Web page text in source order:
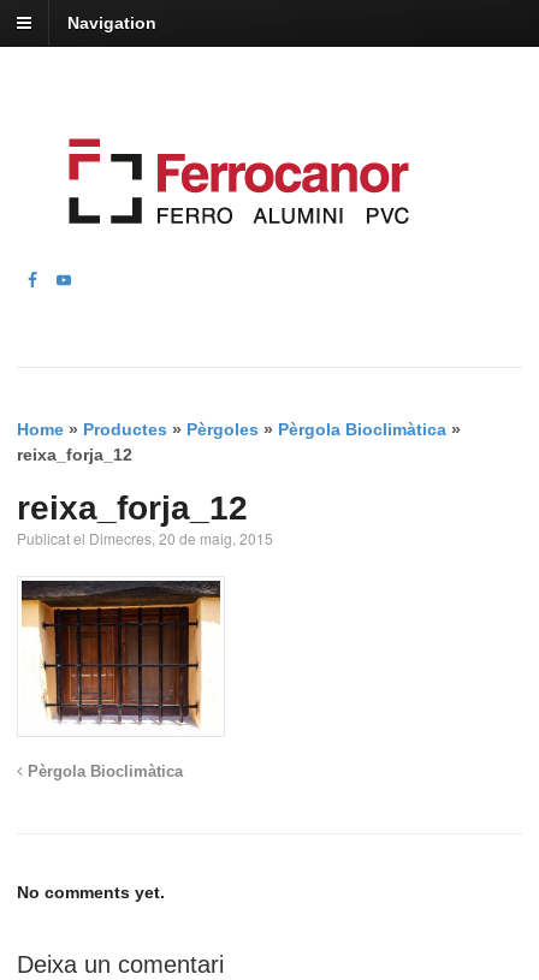
Navigation
Home » Productes » Pèrgoles » Pèrgola Bioclimàtica »
reixa_forja_12
reixa_forja_12
Publicat el Dimecres, 20 de maig, 2015
Pèrgola Bioclimàtica
No comments yet.
Deixa un comentari